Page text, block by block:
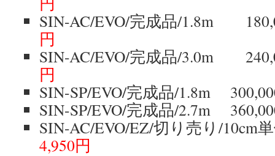
SIN-AC/EVO/完成品/1.8m
円
SIN-AC/EVO/完成品/3.0m
円
SIN-SP/EVO/完成品/1.8m
SIN-SP/EVO/完成品/2.7m
SIN-AC/EVO/EZ/切り売り/
4,950円